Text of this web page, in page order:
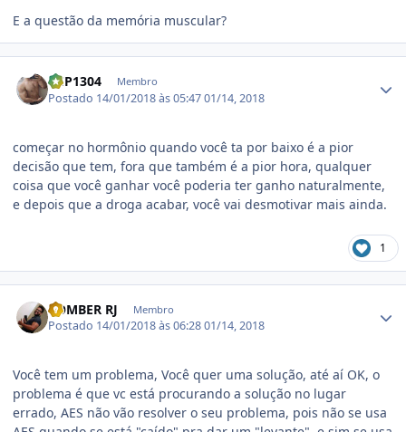
E a questão da memória muscular?
RCP1304 Membro
Postado 14/01/2018 às 05:4701/14, 2018
começar no hormônio quando você ta por baixo é a pior
decisão que tem, fora que também é a pior hora, qualquer
coisa que você ganhar você poderia ter ganho naturalmente,
e depois que a droga acabar, você vai desmotivar mais ainda.
1
BOMBER RJ Membro
Postado 14/01/2018 às 06:2801/14, 2018
Você tem um problema, Você quer uma solução, até aí OK, o
problema é que vc está procurando a solução no lugar
errado, AES não vão resolver o seu problema, pois não se usa